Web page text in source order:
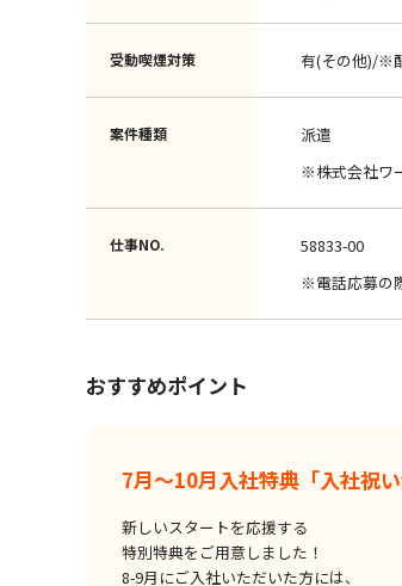
受動喫煙対策 有(その他)/※
案件種類
派遣
※株式会社ワ
仕事NO.
58833-00
※電話応募の
おすすめポイント
7月～10月入社特典「入社祝
新しいスタートを応援する
特別特典をご用意しました！
8-9月にご入社いただいた方には、